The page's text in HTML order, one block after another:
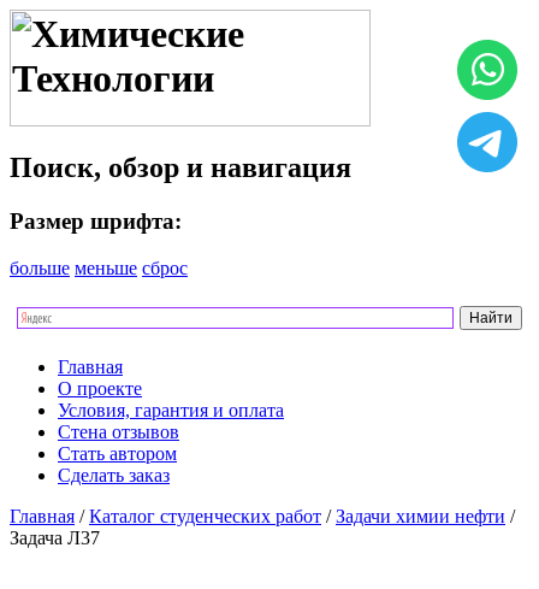
Поиск, обзор и навигация
Размер шрифта:
больше меньше сброс
Главная
О проекте
Условия, гарантия и оплата
Стена отзывов
Стать автором
Сделать заказ
Главная /Каталог студенческих работ /Задачи химии нефти /
Задача Л37